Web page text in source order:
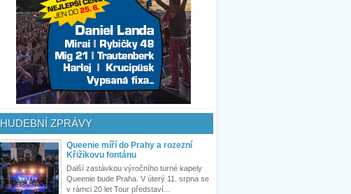
HUDEBNÍ ZPRÁVY
Queenie míří do Prahy a rozezní
Křižíkovu fontánu
Další zastávkou výročního turné kapely
Queenie bude Praha. V úterý 11. srpna se
v rámci 20 let Tour představí...